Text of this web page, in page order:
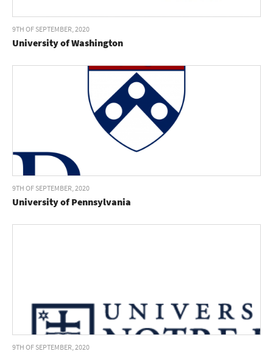
9TH OF SEPTEMBER, 2020
University of Washington
9TH OF SEPTEMBER, 2020
University of Pennsylvania
9TH OF SEPTEMBER, 2020